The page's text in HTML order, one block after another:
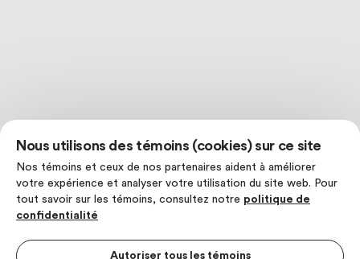
Nous utilisons des témoins (cookies) sur ce site
Nos témoins et ceux de nos partenaires aident à améliorer
votre expérience et analyser votre utilisation du site web. Pour
tout savoir sur les témoins, consultez notre politique de
confidentialité
Autoriser tous les témoins